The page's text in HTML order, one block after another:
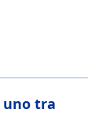
uno tra